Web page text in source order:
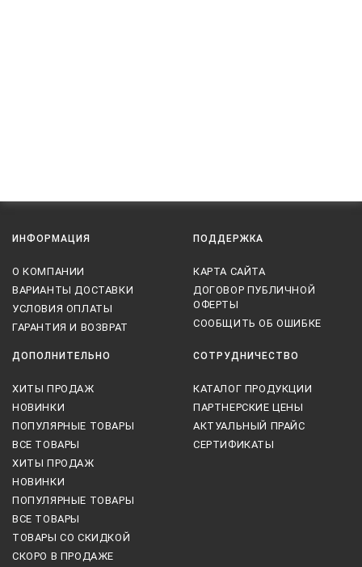
ИНФОРМАЦИЯ
О КОМПАНИИ
ВАРИАНТЫ ДОСТАВКИ
УСЛОВИЯ ОПЛАТЫ
ГАРАНТИЯ И ВОЗВРАТ
ПОДДЕРЖКА
КАРТА САЙТА
ДОГОВОР ПУБЛИЧНОЙ
ОФЕРТЫ
СООБЩИТЬ ОБ ОШИБКЕ
ДОПОЛНИТЕЛЬНО
ХИТЫ ПРОДАЖ
НОВИНКИ
ПОПУЛЯРНЫЕ ТОВАРЫ
ВСЕ ТОВАРЫ
ХИТЫ ПРОДАЖ
НОВИНКИ
ПОПУЛЯРНЫЕ ТОВАРЫ
ВСЕ ТОВАРЫ
ТОВАРЫ СО СКИДКОЙ
СКОРО В ПРОДАЖЕ
СОТРУДНИЧЕСТВО
КАТАЛОГ ПРОДУКЦИИ
ПАРТНЕРСКИЕ ЦЕНЫ
АКТУАЛЬНЫЙ ПРАЙС
СЕРТИФИКАТЫ